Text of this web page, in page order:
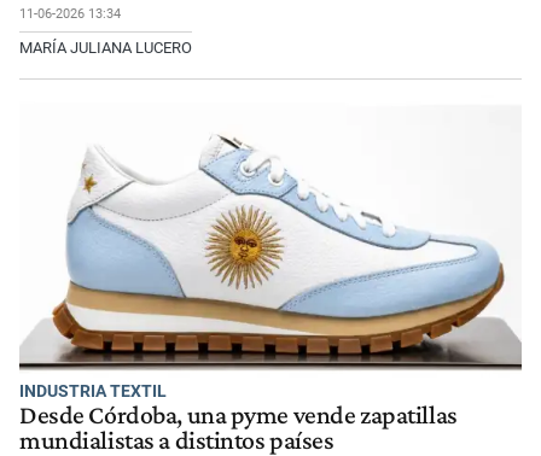
11-06-2026 13:34
MARÍA JULIANA LUCERO
INDUSTRIA TEXTIL
Desde Córdoba, una pyme vende zapatillas
mundialistas a distintos países